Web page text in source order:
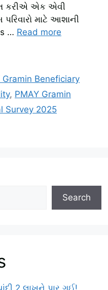
કરીએ એક એવી
માટે આશાની
… Read more
Gramin Beneficiary
, PMAY Gramin
Survey 2025
Search